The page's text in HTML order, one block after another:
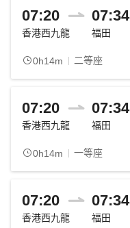
07:20 07:34
香港西九龍 福田
0h14m 二等座
07:20 07:34
香港西九龍 福田
0h14m 一等座
07:20 07:34
香港西九龍 福田